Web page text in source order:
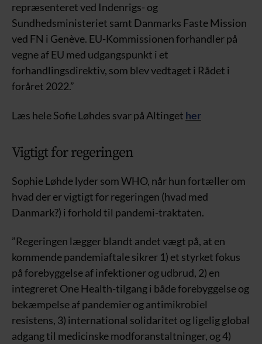
repræsenteret ved Indenrigs- og
Sundhedsministeriet samt Danmarks Faste Mission
ved FN i Genève. EU-Kommissionen forhandler på
vegne af EU med udgangspunkt i et
forhandlingsdirektiv, som blev vedtaget i Rådet i
foråret 2022.”
Læs hele Sofie Løhdes svar på Altinget her
Vigtigt for regeringen
Sophie Løhde lyder som WHO, når hun fortæller om
hvad der er vigtigt for regeringen (hvad med
Danmark?) i forhold til pandemi-traktaten.
”Regeringen lægger blandt andet vægt på, at en
kommende pandemiaftale sikrer 1) et styrket fokus
på forebyggelse af infektioner og udbrud, 2) en
integreret One Health-tilgang i både forebyggelse og
bekæmpelse af pandemier og antimikrobiel
resistens, 3) international solidaritet og ligelig global
adgang til medicinske modforanstaltninger, og 4)